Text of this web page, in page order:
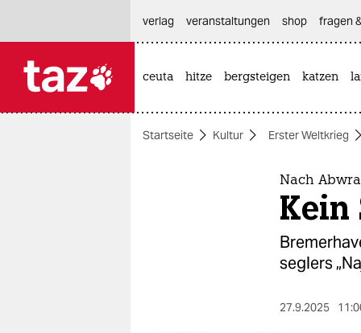
themen
verlag
veranstaltungen shop fragen
ceuta hitze bergsteigen katzen
Startseite Kultur Erster Weltkrieg
Nach
Kein
seglers
27.9.2025